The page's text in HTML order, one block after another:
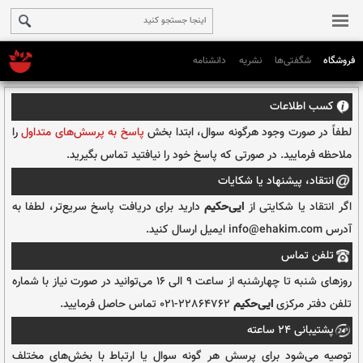
فروشگاه شگفتی‌ها نشریه دانشنامه
سوال، ابتدا بخشپاسخ به پرسش‌های متداولرا
که پاسخ خود را نیافتید تماس بگیرید.
شکایات
ایی‌حکیمدارید برای دریافت پاسخ سریع‌تر، لطفا به